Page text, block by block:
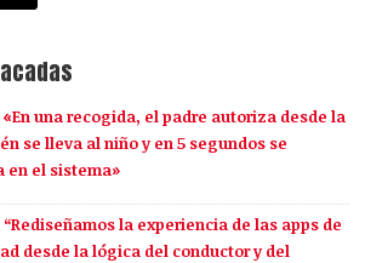
una recogida, el padre autoriza desde la
se lleva al niño y en 5 segundos se
en el sistema»
la experiencia de las apps de
desde la lógica del conductor y del